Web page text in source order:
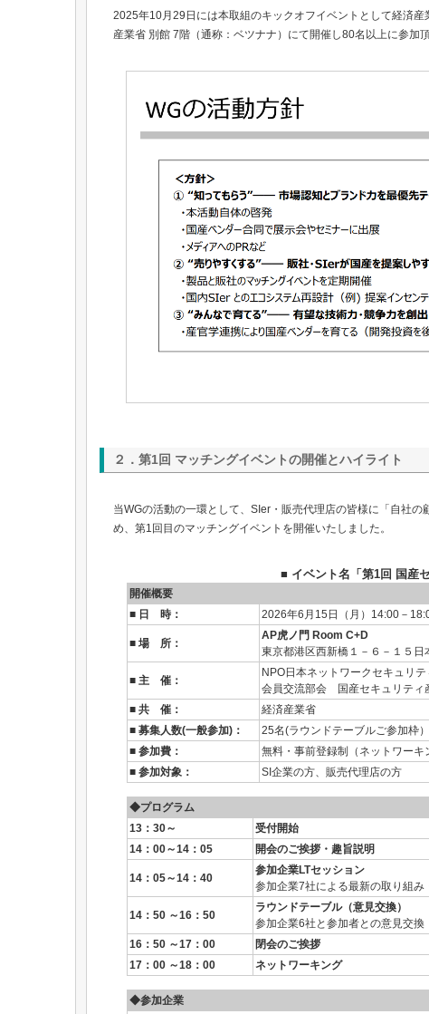
2025年10月29日には本取組のキックオフイベントとして経済
産業省 別館 7階（通称：ベツナナ）にて開催し80名以上に参加頂
２．第1回 マッチングイベントの開催とハイライト
当WGの活動の一環として、SIer・販売代理店の皆様に「自社
め、第1回目のマッチングイベントを開催いたしました。
■ イベント名「第1回 国産
開催概要
■ 日 時：
2026年6月15日（月）14:00－
■ 場 所：
AP虎ノ門 Room C+D
東京都港区西新橋１－６－１５日
■ 主 催：
NPO日本ネットワークセキュリ
会員交流部会 国産セキュリティ
■ 共 催：
経済産業省
■ 募集人数(一般参加)：
25名(ラウンドテーブルご参加枠
■ 参加費：
無料・事前登録制（ネットワーキ
■ 参加対象：
SI企業の方、販売代理店の方
◆プログラム
13：30～
受付開始
14：00～14：05
開会のご挨拶・趣旨説明
14：05～14：40
参加企業LTセッション
参加企業7社による最新の取り組み
14：50 ～16：50
ラウンドテーブル（意見交換）
参加企業6社と参加者との意見交換
16：50 ～17：00
閉会のご挨拶
17：00 ～18：00
ネットワーキング
◆参加企業